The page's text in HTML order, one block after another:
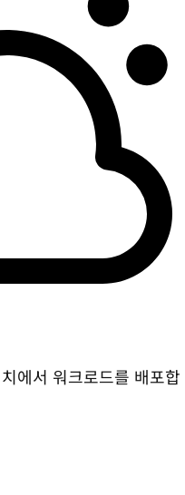
에서 워크로드를 배포합